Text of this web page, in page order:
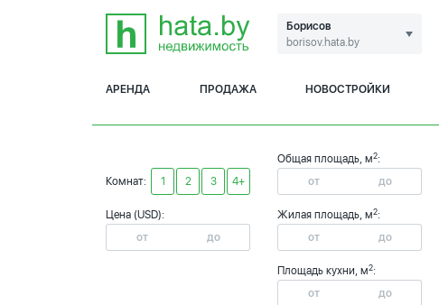
Борисов
borisov.hata.by
АРЕНДА ПРОДАЖА НОВОСТРОЙКИ
Комнат: 1 2 3 4+
Цена (USD):
Общая площадь, м2:
Жилая площадь, м2:
Площадь кухни, м2: